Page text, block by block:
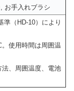
お手入れブラシ
準（HD-10）により
使用時間は周囲温
、周囲温度、電池